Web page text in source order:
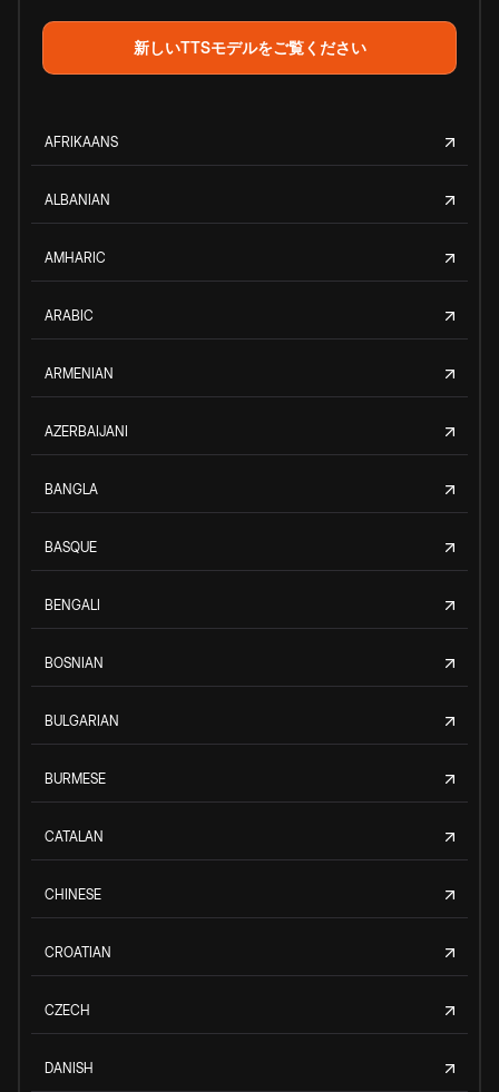
新しいTTSモデルをご覧ください
AFRIKAANS
ALBANIAN
AMHARIC
ARABIC
ARMENIAN
AZERBAIJANI
BANGLA
BASQUE
BENGALI
BOSNIAN
BULGARIAN
BURMESE
CATALAN
CHINESE
CROATIAN
CZECH
DANISH